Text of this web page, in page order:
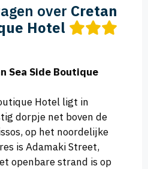
over Cretan
Hotel
Sea Side Boutique
Hotel ligt in
dorpje net boven de
op het noordelijke
is Adamaki Street,
openbare strand is op